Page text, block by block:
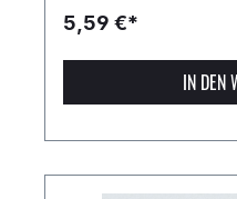
5,59 €*
IN DEN